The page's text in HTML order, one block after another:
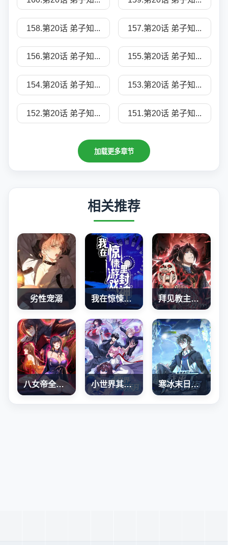
158.第20话 弟子知... 157.第20话 弟子知...
156.第20话 弟子知... 155.第20话 弟子知...
154.第20话 弟子知... 153.第20话 弟子知...
152.第20话 弟子知... 151.第20话 弟子知...
加载更多章节
相关推荐
劣性宠溺 我在惊悚游戏里封神 拜见教主大人
八女帝全背叛，重生悔到肠断 小世界其乐无穷 寒冰末日：我屯了千亿物资